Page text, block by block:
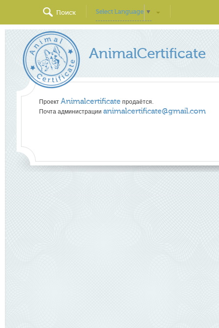
Поиск Select Language ▼
AnimalCertificate
Проект Animalcertificate продаётся.
Почта администрации animalcertificate@gmail.com